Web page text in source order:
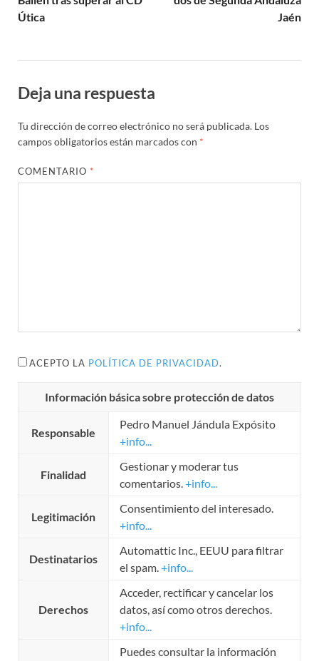
Útica
Jaén
Deja una respuesta
Tu dirección de correo electrónico no será publicada. Los
campos obligatorios están marcados con *
COMENTARIO *
ACEPTO LA POLÍTICA DE PRIVACIDAD.
Información básica sobre protección de datos
Responsable
Pedro Manuel Jándula Expósito
+info...
Finalidad
Gestionar y moderar tus
comentarios.+info...
Legitimación
Consentimiento del interesado.
+info...
Destinatarios
Automattic Inc., EEUU para filtrar
el spam.+info...
Derechos
Acceder, rectificar y cancelar los
datos, así como otros derechos.
+info...
Puedes consultar la información